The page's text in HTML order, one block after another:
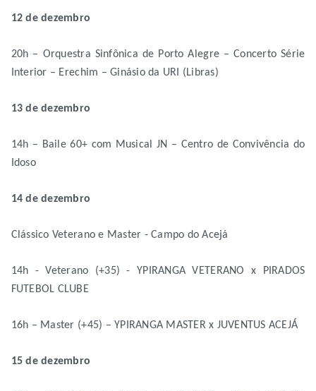
12 de dezembro
20h – Orquestra Sinfônica de Porto Alegre – Concerto Série
Interior – Erechim – Ginásio da URI (Libras)
13 de dezembro
14h – Baile 60+ com Musical JN – Centro de Convivência do
Idoso
14 de dezembro
Clássico Veterano e Master - Campo do Acejá
14h - Veterano (+35) - YPIRANGA VETERANO x PIRADOS
FUTEBOL CLUBE
16h – Master (+45) – YPIRANGA MASTER x JUVENTUS ACEJÁ
15 de dezembro